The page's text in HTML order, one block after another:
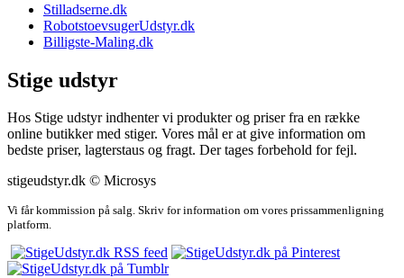
Stilladserne.dk
RobotstoevsugerUdstyr.dk
Billigste-Maling.dk
Stige udstyr
Hos Stige udstyr indhenter vi produkter og priser fra en række
online butikker med stiger. Vores mål er at give information om
bedste priser, lagterstaus og fragt. Der tages forbehold for fejl.
stigeudstyr.dk © Microsys
Vi får kommission på salg. Skriv for information om vores prissammenligning
platform.